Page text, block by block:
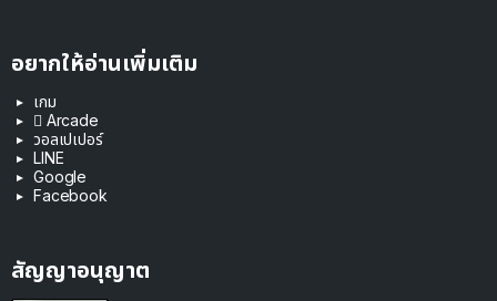
อยากให้อ่านเพิ่มเติม
เกม
 Arcade
วอลเปเปอร์
LINE
Google
Facebook
สัญญาอนุญาต